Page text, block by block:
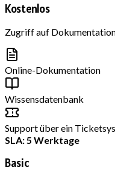
Kostenlos
Zugriff auf
Online-Dokumentation
Wissensdatenbank
Support über ein
SLA: 5 Werktage
Basic